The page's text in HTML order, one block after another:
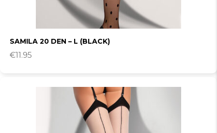
SAMILA 20 DEN – L (BLACK)
€11.95